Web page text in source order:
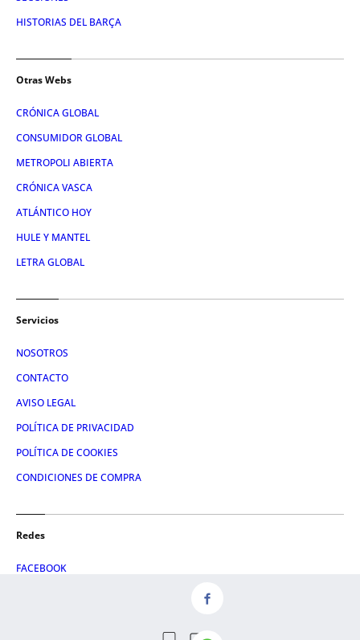
HISTORIAS DEL BARÇA
Otras Webs
CRÓNICA GLOBAL
CONSUMIDOR GLOBAL
METROPOLI ABIERTA
CRÓNICA VASCA
ATLÁNTICO HOY
HULE Y MANTEL
LETRA GLOBAL
Servicios
NOSOTROS
CONTACTO
AVISO LEGAL
POLÍTICA DE PRIVACIDAD
POLÍTICA DE COOKIES
CONDICIONES DE COMPRA
Redes
FACEBOOK